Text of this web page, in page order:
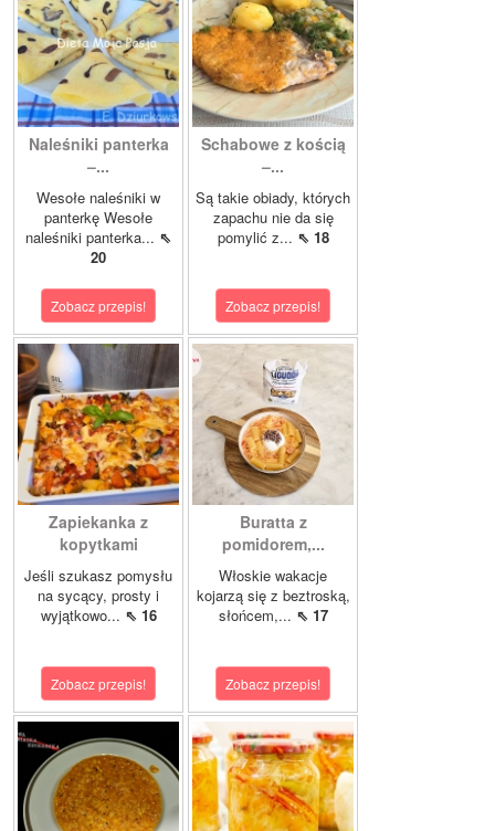
Naleśniki panterka
–...
Wesołe naleśniki w
panterkę Wesołe
naleśniki panterka... ⇖
20
Zobacz przepis!
Schabowe z kością
–...
Są takie obiady, których
zapachu nie da się
pomylić z... ⇖ 18
Zobacz przepis!
Zapiekanka z
kopytkami
Jeśli szukasz pomysłu
na sycący, prosty i
wyjątkowo... ⇖ 16
Zobacz przepis!
Buratta z
pomidorem,...
Włoskie wakacje
kojarzą się z beztroską,
słońcem,... ⇖ 17
Zobacz przepis!